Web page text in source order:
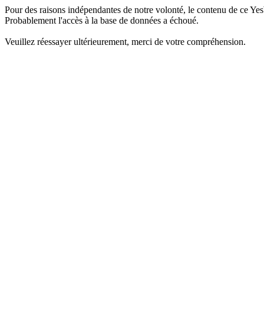
Pour des raisons indépendantes de notre volonté, le contenu de ce
Probablement l'accès à la base de données a échoué.
Veuillez réessayer ultérieurement, merci de votre compréhension.